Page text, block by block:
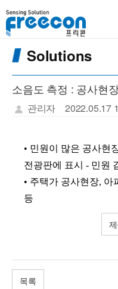
Solutions
소음도 측정 : 공사현
관리자 2022.05.17
• 민원이 많은 공사현
전광판에 표시 - 민원
• 주택가 공사현장,
등
목록